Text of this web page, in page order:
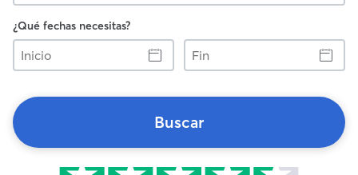
¿Qué fechas necesitas?
Inicio
Fin
Buscar